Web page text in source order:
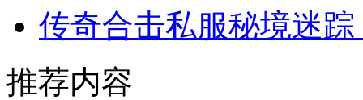
传奇合击私服秘境迷踪
推荐内容